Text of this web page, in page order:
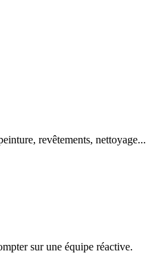
revêtements, nettoyage...
sur une équipe réactive.